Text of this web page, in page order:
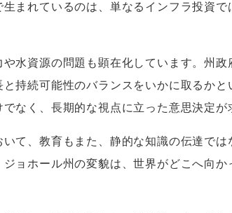
まれているのは、単なるインフラ投資で
水資源の問題も顕在化しています。州政
持続可能性のバランスをいかに取るか
なく、長期的な視点に立った意思決定が
て、教育もまた、静的な知識の伝達では
ョホール州の変貌は、世界がどこへ向